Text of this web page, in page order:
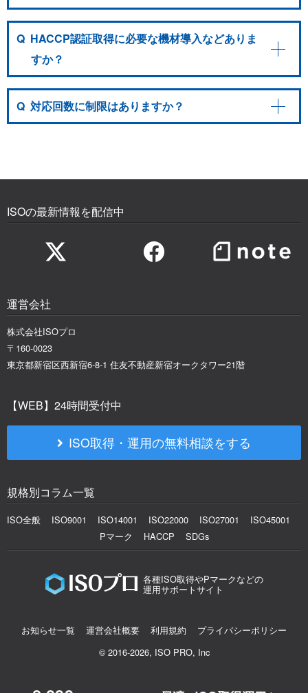
Q HACCP認証取得に必要な機材導入などありま
すか？
Q 対応回数に制限はありますか？
ISOの最新情報を配信中
運営会社
株式会社ISOプロ
〒160-0023
東京都新宿区西新宿6-8-1 住友不動産新宿オークタワー21階
【WEB】24時間受付中
ISO取得・運用の無料相談をする
規格別コラム一覧
ISO全般 ISO9001 ISO14001 ISO22000 ISO27001
ISO45001
Pマーク
HACCP SDGs
各種ISO取得やPマークなどの
運用サポートサイト
お知らせ一覧 運営会社概要 利用規約
プライバシーポリシー
© 2016-2026, ISO PRO, Inc